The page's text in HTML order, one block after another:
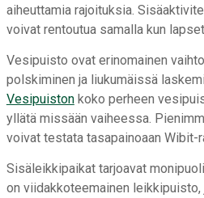
aiheuttamia rajoituksia.
voivat rentoutua samalla kun
Vesipuisto ovat erinomainen
polskiminen ja liukumäissä
Vesipuistonkoko perheen
yllätä missään vaiheessa.
voivat testata tasapainoaan
Sisäleikkipaikat tarjoavat
on viidakkoteemainen